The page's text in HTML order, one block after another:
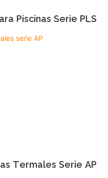
Piscinas Serie PLS
Termales Serie AP